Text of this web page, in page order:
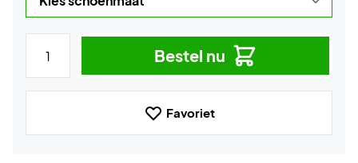
Bestel nu
Favoriet